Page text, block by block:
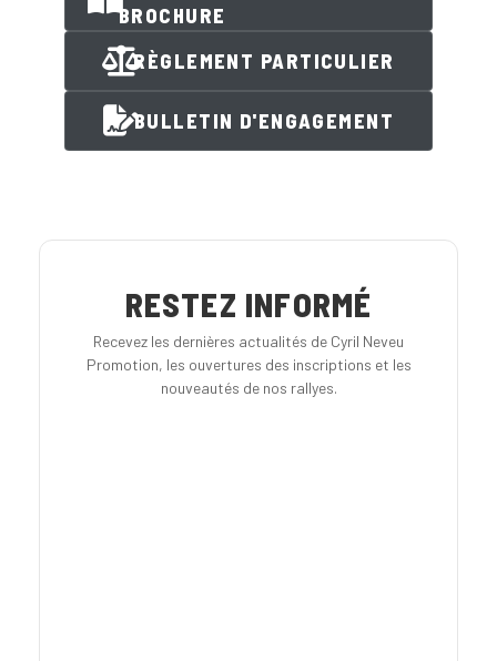
BROCHURE
RÈGLEMENT PARTICULIER
BULLETIN D'ENGAGEMENT
RESTEZ INFORMÉ
Recevez les dernières actualités de Cyril Neveu
Promotion, les ouvertures des inscriptions et les
nouveautés de nos rallyes.